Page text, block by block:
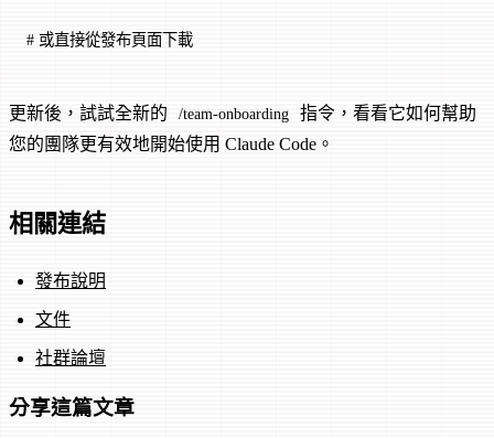
# 或直接從發布頁面下載
更新後，試試全新的 /team-onboarding
指令，看看它如何幫助
您的團隊更有效地開始使用 Claude Code。
相關連結
發布說明
文件
社群論壇
分享這篇文章